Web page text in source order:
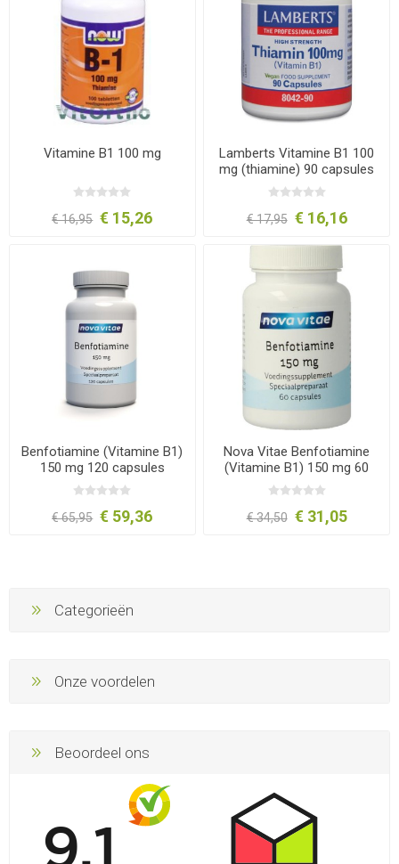
Vitamine B1 100 mg
€ 16,95 € 15,26
Lamberts Vitamine B1 100
mg (thiamine) 90 capsules
€ 17,95 € 16,16
Benfotiamine (Vitamine B1)
150 mg 120 capsules
€ 65,95 € 59,36
Nova Vitae Benfotiamine
(Vitamine B1) 150 mg 60
capsules
€ 34,50 € 31,05
Categorieën
Onze voordelen
Beoordeel ons